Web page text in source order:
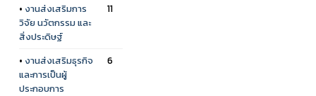
• งานส่งเสริมการ
วิจัย นวัตกรรม และ
สิ่งประดิษฐ์
11
• งานส่งเสริมธุรกิจ
และการเป็นผู้
ประกอบการ
6